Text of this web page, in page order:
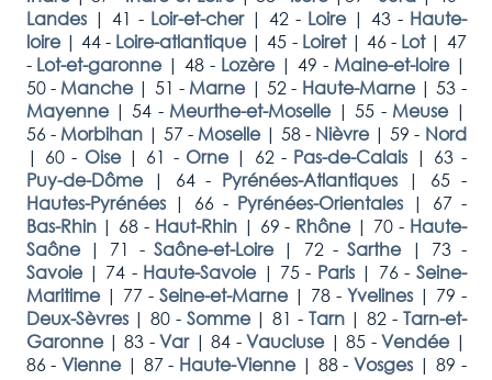
Landes | 41 - Loir-et-cher | 42 - Loire | 43 - Haute-
loire | 44 - Loire-atlantique |45 - Loiret |46 - Lot | 47
- Lot-et-garonne | 48 - Lozère | 49 - Maine-et-loire |
50 - Manche | 51 - Marne | 52 - Haute-Marne |53 -
Mayenne |54 - Meurthe-et-Moselle |55 - Meuse |
56 - Morbihan | 57 - Moselle | 58 - Nièvre |59 - Nord
| 60 - Oise | 61 - Orne | 62 - Pas-de-Calais | 63 -
Puy-de-Dôme
| 64 - Pyrénées-Atlantiques |
65 -
Hautes-Pyrénées | 66 - Pyrénées-Orientales | 67 -
Bas-Rhin | 68 - Haut-Rhin | 69 - Rhône | 70 - Haute-
Saône | 71 - Saône-et-Loire | 72 -Sarthe | 73 -
Savoie | 74 - Haute-Savoie | 75 - Paris | 76 - Seine-
Maritime | 77 - Seine-et-Marne | 78 - Yvelines | 79 -
Deux-Sèvres | 80 - Somme | 81 - Tarn | 82 - Tarn-et-
Garonne |83 -Var |84 -Vaucluse |85 -Vendée |
86 -Vienne | 87 - Haute-Vienne | 88 -Vosges | 89 -